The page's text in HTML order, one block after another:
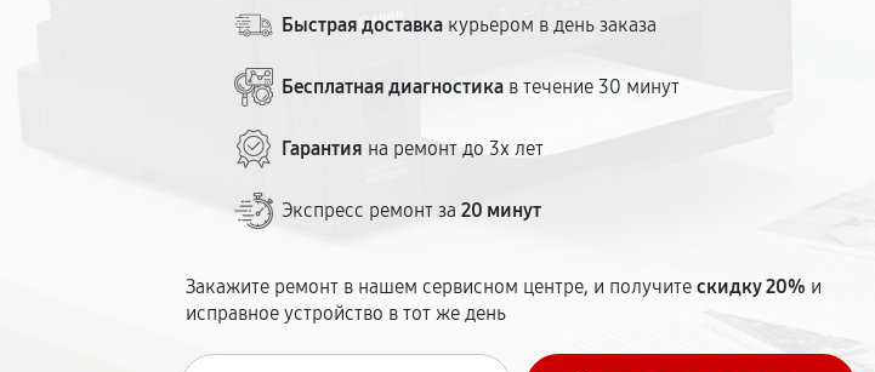
Быстрая доставка курьером в день заказа
Бесплатная диагностика в течение 30 минут
Гарантия на ремонт до 3х лет
Экспресс ремонт за20 минут
Закажите ремонт в нашем сервисном центре, и получитескидку 20% и
исправное устройство в тот же день